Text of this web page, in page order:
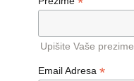
Upišite Vaše prezime
Email Adresa*